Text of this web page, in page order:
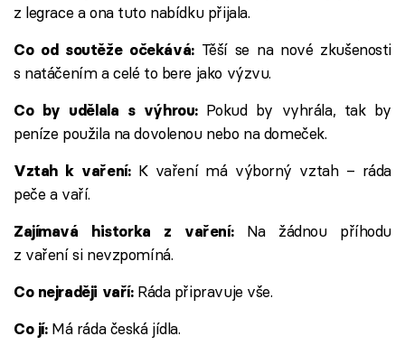
z legrace a ona tuto nabídku přijala.
Co od soutěže očekává:Těší se na nové zkušenosti
s natáčením a celé to bere jako výzvu.
Co by udělala s výhrou: Pokud by vyhrála, tak by
peníze použila na dovolenou nebo na domeček.
Vztah k vaření: K vaření má výborný vztah – ráda
peče a vaří.
Zajímavá historka z vaření: Na žádnou příhodu
z vaření si nevzpomíná.
Co nejraději vaří: Ráda připravuje vše.
Co jí:Má ráda česká jídla.